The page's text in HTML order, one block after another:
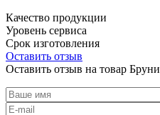
Качество продукции
Уровень сервиса
Срок изготовления
Оставить отзыв
Оставить отзыв на товар Бруни